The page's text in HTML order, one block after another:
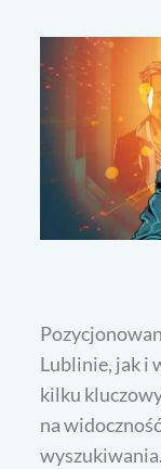
Lublinie, jak i
kilku
na